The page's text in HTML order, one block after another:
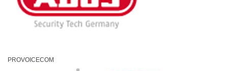
PROVOICECOM